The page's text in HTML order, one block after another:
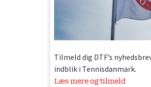
Tilmeld dig DTF’s
indblik i Tennisdanmark.
Læs mere og tilmeld